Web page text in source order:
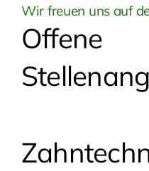
Wir freuen uns auf
Offene